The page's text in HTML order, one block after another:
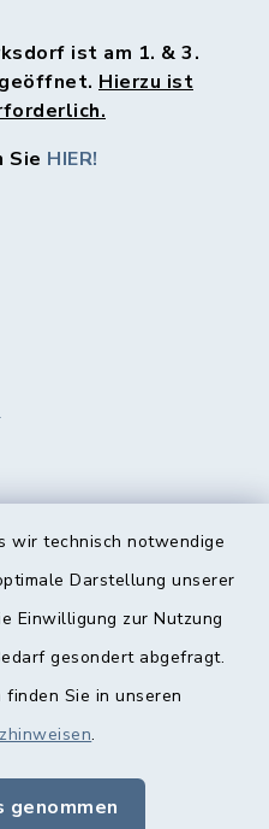
wir technisch notwendige
Darstellung unserer
Einwilligung zur Nutzung
gesondert abgefragt.
Sie in unseren
.
genommen
ist am 1. & 3.
Hierzu ist
Sie HIER!